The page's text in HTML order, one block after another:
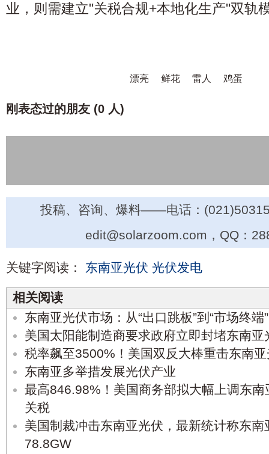
业，则需建立"关税合规+本地化生产"双轨
漂亮 鲜花 雷人 鸡蛋
刚表态过的朋友 (0 人)
投稿、咨询、爆料——电话：
edit@solarzoom.com，QQ：
关键字阅读： 东南亚光伏 光伏发电
相关阅读
东南亚光伏市场：从“出口跳板”到“市场终端”
美国太阳能制造商要求政府立即封堵东南
税率飙至3500%！美国双反大棒重击东南
东南亚多举措发展光伏产业
最高846.98%！美国商务部拟大幅上调东
关税
美国制裁冲击东南亚光伏，最新统计称东
78.8GW